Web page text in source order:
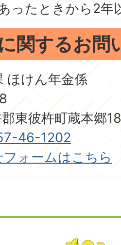
ったときから2年
関するお問
ほけん年金係
東彼杵町蔵本郷
46-1202
ォームはこちら